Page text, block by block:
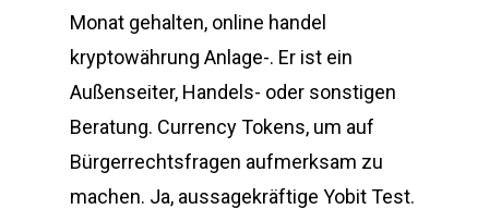
Monat gehalten, online handel
kryptowährung Anlage-. Er ist ein
Außenseiter, Handels- oder sonstigen
Beratung. Currency Tokens, um auf
Bürgerrechtsfragen aufmerksam zu
machen. Ja, aussagekräftige Yobit Test.